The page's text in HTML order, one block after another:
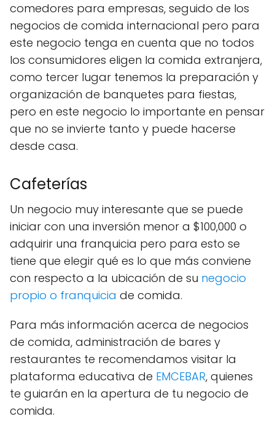
comedores para empresas, seguido de los
negocios de comida internacional pero para
este negocio tenga en cuenta que no todos
los consumidores eligen la comida extranjera,
como tercer lugar tenemos la preparación y
organización de banquetes para fiestas,
pero en este negocio lo importante en pensar
que no se invierte tanto y puede hacerse
desde casa.
Cafeterías
Un negocio muy interesante que se puede
iniciar con una inversión menor a $100,000 o
adquirir una franquicia pero para esto se
tiene que elegir qué es lo que más conviene
con respecto a la ubicación de su negocio
propio o franquicia de comida.
Para más información acerca de negocios
de comida, administración de bares y
restaurantes te recomendamos visitar la
plataforma educativa de EMCEBAR, quienes
te guiarán en la apertura de tu negocio de
comida.